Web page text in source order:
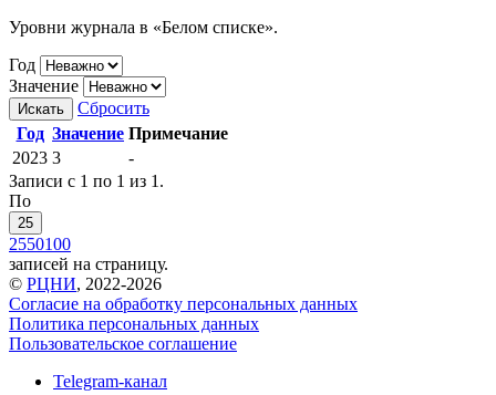
Уровни журнала в «Белом списке».
Год
Значение
Искать
Сбросить
Год Значение Примечание
2023 3
-
Записи с 1 по 1 из 1.
По
25
2550100
записей на страницу.
© РЦНИ, 2022-2026
Согласие на обработку персональных данных
Политика персональных данных
Пользовательское соглашение
Telegram-канал